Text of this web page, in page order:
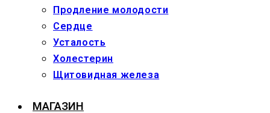
Продление молодости
Сердце
Усталость
Холестерин
Щитовидная железа
МАГАЗИН